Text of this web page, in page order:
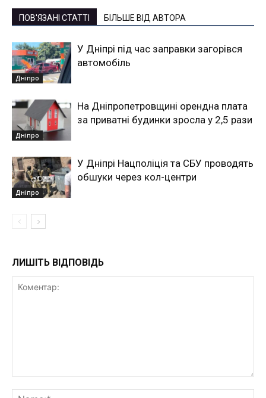
ПОВ'ЯЗАНІ СТАТТІ БІЛЬШЕ ВІД АВТОРА
Дніпро
У Дніпрі під час заправки загорівся
автомобіль
Дніпро
На Дніпропетровщині орендна плата
за приватні будинки зросла у 2,5 рази
Дніпро
У Дніпрі Нацполіція та СБУ проводять
обшуки через кол-центри
ЛИШІТЬ ВІДПОВІДЬ